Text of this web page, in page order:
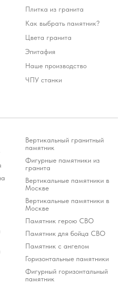
Плитка из гранита
Как выбрать памятник?
Цвета гранита
Эпитафия
Наше производство
ЧПУ станки
Вертикальный гранитный
памятник
Фигурные памятники из
гранита
Вертикальные памятники в
Москве
Вертикальные памятники в
Москве
Памятник герою СВО
Памятник для бойца СВО
Памятник с ангелом
Горизонтальные памятники
Фигурный горизонтальный
памятник
признана
РФ (решение
г.). Оператор осуждает
по выбору